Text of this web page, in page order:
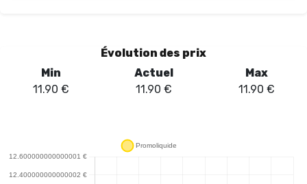
Évolution des prix
Min
11.90 €
Actuel
11.90 €
Max
11.90 €